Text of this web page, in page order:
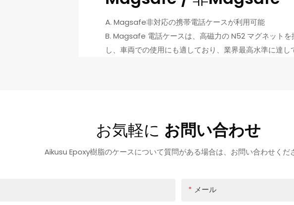
A. Magsafe非対応の携帯電話ケースが利用可能
B. Magsafe 電話ケースは、高磁力の N52 マグネット
し、車両での使用にも適しており、業界最高水準に達し
お気軽に お問い合わせ
Aikusu Epoxy樹脂のケースについて質問がある場合は、お問い合わせくだ
メール